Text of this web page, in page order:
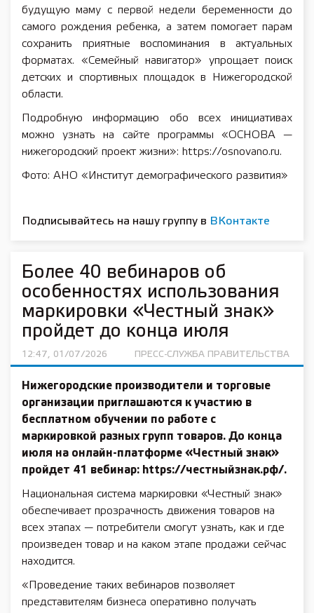
будущую маму с первой недели беременности до
самого рождения ребенка, а затем помогает парам
сохранить приятные воспоминания в актуальных
форматах. «Семейный навигатор» упрощает поиск
детских и спортивных площадок в Нижегородской
области.
Подробную информацию обо всех инициативах
можно узнать на сайте программы «ОСНОВА —
нижегородский проект жизни»: https://osnovano.ru.
Фото: АНО «Институт демографического развития»
Подписывайтесь на нашу группу в ВКонтакте
Более 40 вебинаров об
особенностях использования
маркировки «Честный знак»
пройдет до конца июля
12:47, 01/07/2026 ПРЕСС-СЛУЖБА ПРАВИТЕЛЬСТВА
Нижегородские производители и торговые
организации приглашаются к участию в
бесплатном обучении по работе с
маркировкой разных групп товаров. До конца
июля на онлайн-платформе «Честный знак»
пройдет 41 вебинар: https://честныйзнак.рф/.
Национальная система маркировки «Честный знак»
обеспечивает прозрачность движения товаров на
всех этапах — потребители смогут узнать, как и где
произведен товар и на каком этапе продажи сейчас
находится.
«Проведение таких вебинаров позволяет
представителям бизнеса оперативно получать